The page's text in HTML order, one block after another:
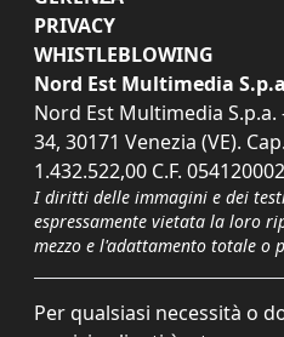
PRIVACY
WHISTLEBLOWING
Nord Est Multimedia
Nord Est Multimedia
34, 30171 Venezia (VE).
1.432.522,00 C.F.
I diritti delle immagini e dei
espressamente vietata la loro
mezzo e l'adattamento totale o
Per qualsiasi necessità o